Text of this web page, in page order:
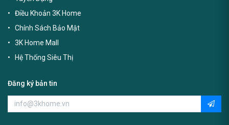
Điều Khoản 3K Home
Chính Sách Bảo Mật
3K Home Mall
Hệ Thống Siêu Thị
Đăng ký bản tin